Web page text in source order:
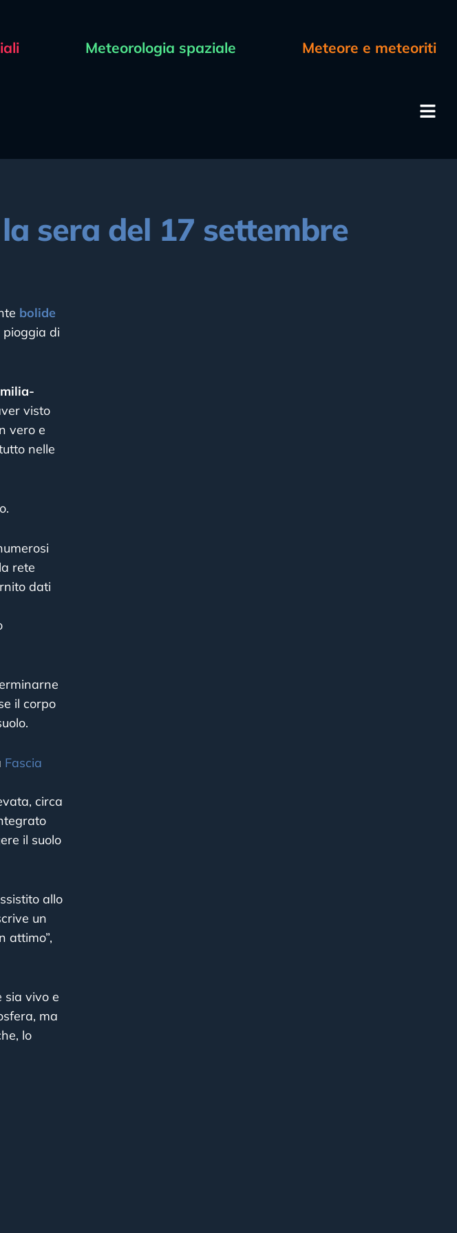
Meteorologia spaziale Meteore e meteoriti
sera del 17 settembre
bolide
pioggia di
visto
vero e
nelle
rete
dati
il corpo
Fascia
circa
il suolo
allo
un
attimo”,
sia vivo e
ma
lo